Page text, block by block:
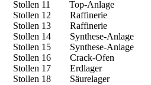
Stollen 11 Top-Anlage
Stollen 12 Raffinerie
Stollen 13 Raffinerie
Stollen 14 Synthese-Anlage
Stollen 15 Synthese-Anlage
Stollen 16 Crack-Ofen
Stollen 17 Erdlager
Stollen 18 Säurelager